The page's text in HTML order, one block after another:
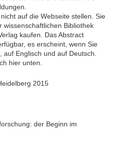
auf die Webseite stellen. Sie
wissenschaftlichen Bibliothek
kaufen. Das Abstract
es erscheint, wenn Sie
Englisch und auf Deutsch.
hier unten.
2015
der Beginn im